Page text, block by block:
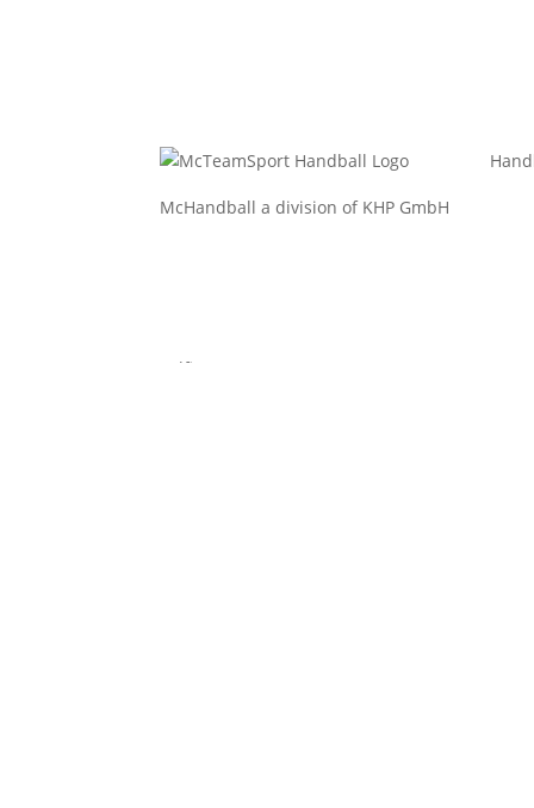
McHandball a division of KHP GmbH
Talfingerstrasse 15